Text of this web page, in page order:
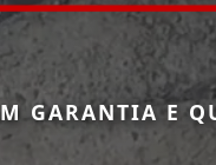
GARANTIA E